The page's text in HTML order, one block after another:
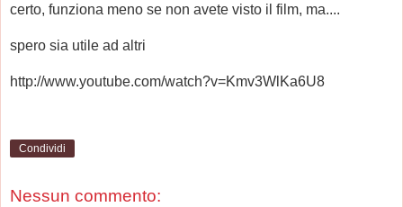
certo, funziona meno se non avete visto il film, ma....
spero sia utile ad altri
http://www.youtube.com/watch?v=Kmv3WlKa6U8
Condividi
Nessun commento: